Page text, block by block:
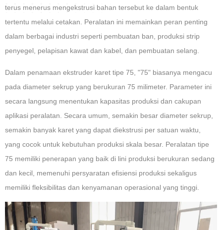
terus menerus mengekstrusi bahan tersebut ke dalam bentuk
tertentu melalui cetakan. Peralatan ini memainkan peran penting
dalam berbagai industri seperti pembuatan ban, produksi strip
penyegel, pelapisan kawat dan kabel, dan pembuatan selang.
Dalam penamaan ekstruder karet tipe 75, "75" biasanya mengacu
pada diameter sekrup yang berukuran 75 milimeter. Parameter ini
secara langsung menentukan kapasitas produksi dan cakupan
aplikasi peralatan. Secara umum, semakin besar diameter sekrup,
semakin banyak karet yang dapat diekstrusi per satuan waktu,
yang cocok untuk kebutuhan produksi skala besar. Peralatan tipe
75 memiliki penerapan yang baik di lini produksi berukuran sedang
dan kecil, memenuhi persyaratan efisiensi produksi sekaligus
memiliki fleksibilitas dan kenyamanan operasional yang tinggi.